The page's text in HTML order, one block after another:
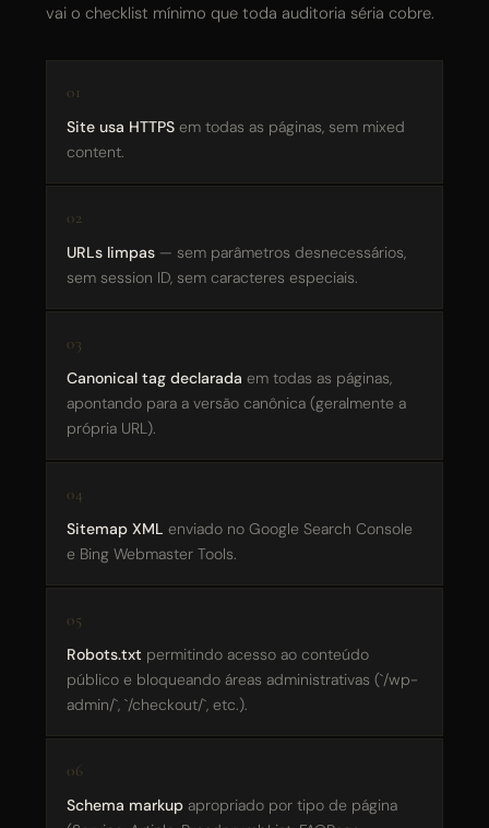
vai o checklist mínimo que toda auditoria séria cobre.
Site usa HTTPSem todas as páginas, sem mixed
content.
URLs limpas— sem parâmetros desnecessários,
sem session ID, sem caracteres especiais.
Canonical tag declarada em todas as páginas,
apontando para a versão canônica (geralmente a
própria URL).
Sitemap XML enviado no Google Search Console
e Bing Webmaster Tools.
Robots.txt permitindo acesso ao conteúdo
público e bloqueando áreas administrativas (`/wp-
admin/`, `/checkout/`, etc.).
Schema markupapropriado por tipo de página